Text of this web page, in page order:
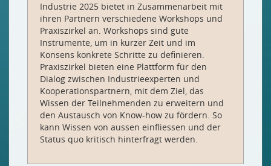
Industrie 2025 bietet in Zusammenarbeit mit
ihren Partnern verschiedene Workshops und
Praxiszirkel an. Workshops sind gute
Instrumente, um in kurzer Zeit und im
Konsens konkrete Schritte zu definieren.
Praxiszirkel bieten eine Plattform für den
Dialog zwischen Industrieexperten und
Kooperationspartnern, mit dem Ziel, das
Wissen der Teilnehmenden zu erweitern und
den Austausch von Know-how zu fördern. So
kann Wissen von aussen einfliessen und der
Status quo kritisch hinterfragt werden.